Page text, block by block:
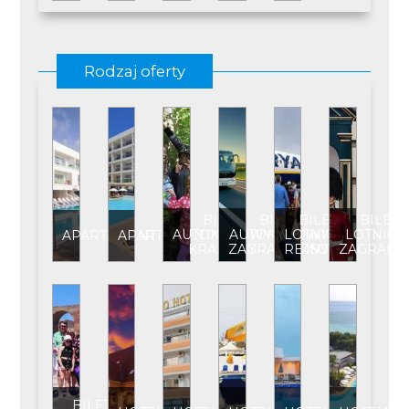
Rodzaj oferty
APARTAMENTAPARTAMENT****
BILET
AUTOKAROWY
KRAJOWY
BILET
AUTOKAROWY
ZAGRANICZNY
BILET
LOTNICZY
REJSOWY
BILET
BILET